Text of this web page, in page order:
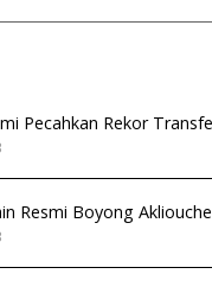
Pecahkan Rekor
Resmi Boyong